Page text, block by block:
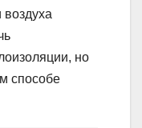
воздуха
но
способе